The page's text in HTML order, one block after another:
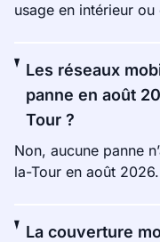
usage en intérieur
Les réseaux
panne en août
Tour ?
Non, aucune panne
la-Tour en août 2026.
La couverture